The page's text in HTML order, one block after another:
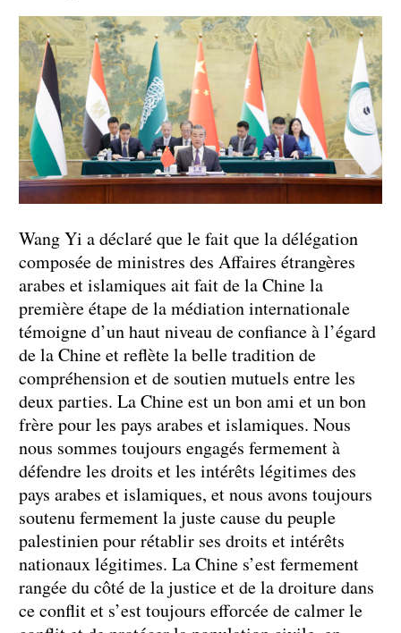
Wang Yi a déclaré que le fait que la délégation
composée de ministres des Affaires étrangères
arabes et islamiques ait fait de la Chine la
première étape de la médiation internationale
témoigne d’un haut niveau de confiance à l’égard
de la Chine et reflète la belle tradition de
compréhension et de soutien mutuels entre les
deux parties. La Chine est un bon ami et un bon
frère pour les pays arabes et islamiques. Nous
nous sommes toujours engagés fermement à
défendre les droits et les intérêts légitimes des
pays arabes et islamiques, et nous avons toujours
soutenu fermement la juste cause du peuple
palestinien pour rétablir ses droits et intérêts
nationaux légitimes. La Chine s’est fermement
rangée du côté de la justice et de la droiture dans
ce conflit et s’est toujours efforcée de calmer le